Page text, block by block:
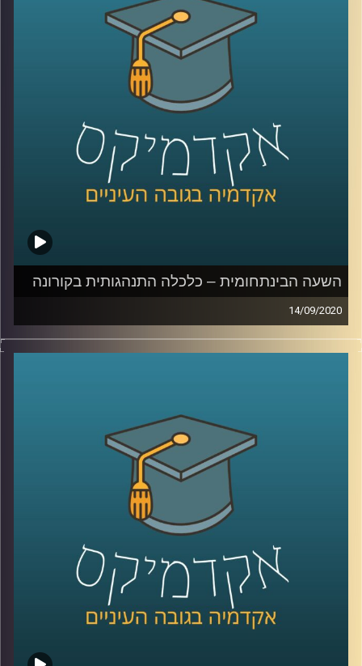
בממשל תאגידי ורגולציה מרצה בכיר מביה"ס
הארי רדזינר למשפטים יסביר על הנושא
המרתק של משפט ומוניטין, יסביר על הסנקציה
המוניטינית, ועל החשיבות של המשפט בהכוונת
ההתנהגות של חברות עסקיות
קרדיט תמונות:AudioVersity
השעה הבינתחומית – כלכלה התנהגותית בקורונה
14/09/2020
איך ניתן לשכנע את הציבור לעטות מסכות?
הצריכה שלנו באינטרנט, בתקופה משונה זו
ד"ר גיא הוכמן, ראש התוכנית לתואר שני
בכלכלה התנהגותית בביה"ס טיומקין לכלכלה
ואיבצ'ר לפסיכולוגיה בשעה שכולה מנסה
להסביר לנו – איך אפשר לשנות את ההתנהגות
שלנו בזמן הקורונה.
קרדיט תמונות:AudioVersity